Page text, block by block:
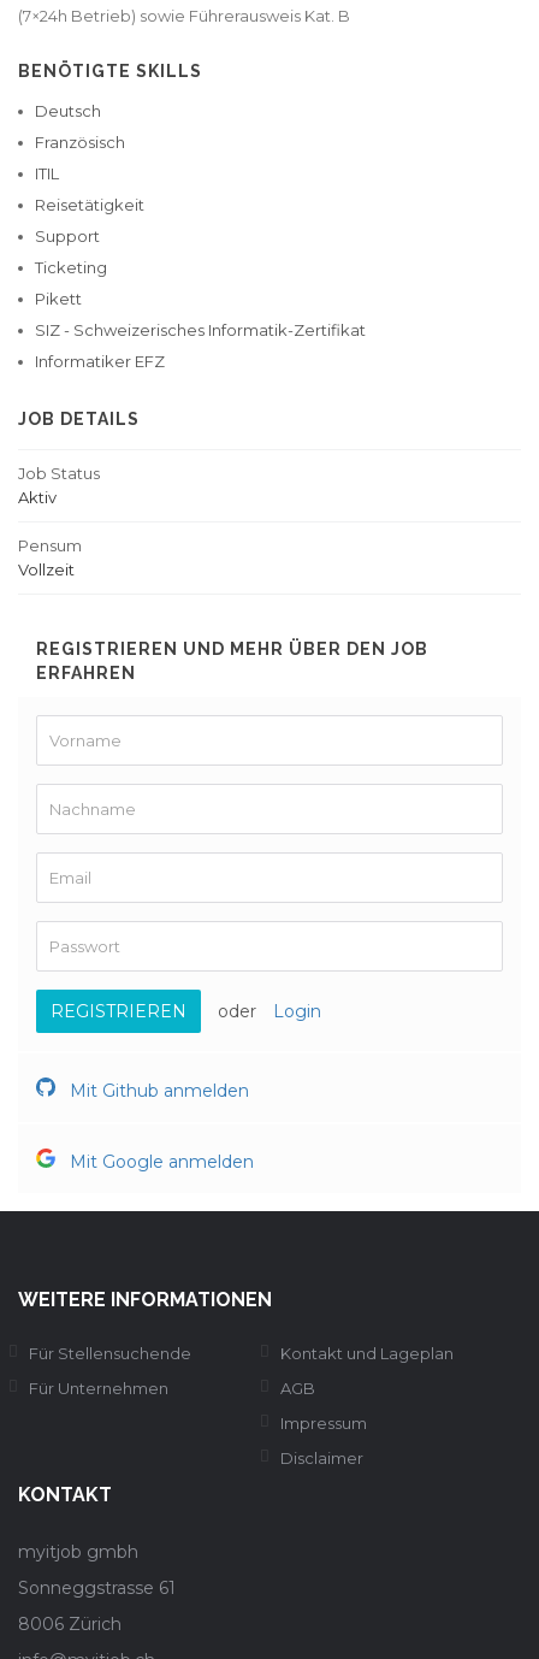
BENÖTIGTE SKILLS
Deutsch
Französisch
ITIL
Reisetätigkeit
Support
Ticketing
Pikett
SIZ - Schweizerisches Informatik-Zertifikat
Informatiker EFZ
JOB DETAILS
Job Status
Aktiv
Pensum
Vollzeit
REGISTRIEREN UND MEHR ÜBER DEN JOB
ERFAHREN
REGISTRIEREN oder Login
Mit Github anmelden
Mit Google anmelden
WEITERE INFORMATIONEN
Für Stellensuchende
Für Unternehmen
Kontakt und Lageplan
AGB
Impressum
Disclaimer
KONTAKT
myitjob gmbh
Sonneggstrasse 61
8006 Zürich